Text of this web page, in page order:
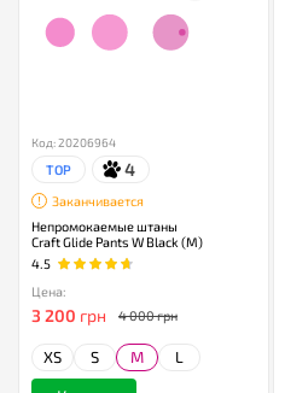
Код: 20206964
TOP 4
Заканчивается
Непромокаемые штаны
Craft Glide Pants W Black (M)
4.5
Цена:
3 200 грн 4 000 грн
XS S M L